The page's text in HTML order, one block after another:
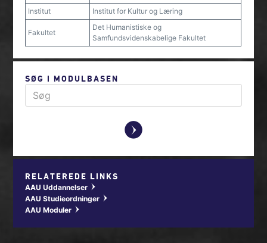
Institut
Institut for Kultur og Læring
Fakultet
Det Humanistiske og
Samfundsvidenskabelige Fakultet
SØG I MODULBASEN
y
RELATEREDE LINKS
AAU Uddannelser w
AAU Studieordninger w
AAU Moduler w